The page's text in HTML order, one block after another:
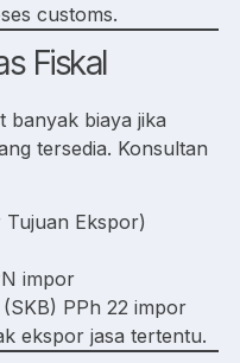
customs.
Fiskal
banyak biaya jika
tersedia. Konsultan
Ekspor)
impor
PPh 22 impor
ekspor jasa tertentu.